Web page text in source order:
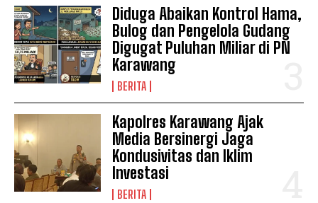
SUBSCRIBE NOW
Company
Disclaimer
Kontak Kami
Diduga Abaikan Kontrol Hama,
Bulog dan Pengelola Gudang
Digugat Puluhan Miliar di PN
Karawang
BERITA
Kapolres Karawang Ajak
Media Bersinergi Jaga
Kondusivitas dan Iklim
Investasi
BERITA